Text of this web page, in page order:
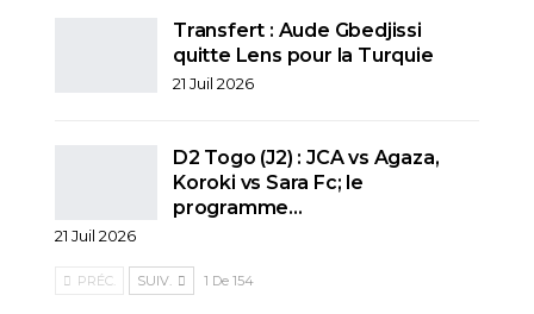
Transfert : Aude Gbedjissi
quitte Lens pour la Turquie
21 Juil 2026
D2 Togo (J2) : JCA vs Agaza,
Koroki vs Sara Fc; le
programme…
21 Juil 2026
PRÉC. SUIV. 1 De 154